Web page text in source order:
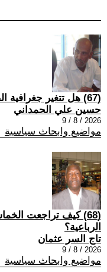
(67) هل تتغير جغرافية الصراع ؟
حسين علي الحمداني
2026 / 8 / 9
مواضيع وابحاث سياسية
(68) كيف تراجعت
الرباعية؟
تاج السر عثمان
2026 / 8 / 9
مواضيع وابحاث سياسية